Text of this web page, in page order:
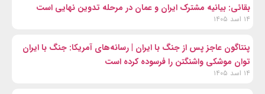
بقائی: بیانیه مشترک ایران و عمان در مرحله تدوین نهایی است
۱۴ اسد ۱۴۰۵
پنتاگون عاجز پس از جنگ با ایران | رسانه‌های آمریکا: جنگ با ایران
توان موشکی واشنگتن را فرسوده کرده است
۱۴ اسد ۱۴۰۵